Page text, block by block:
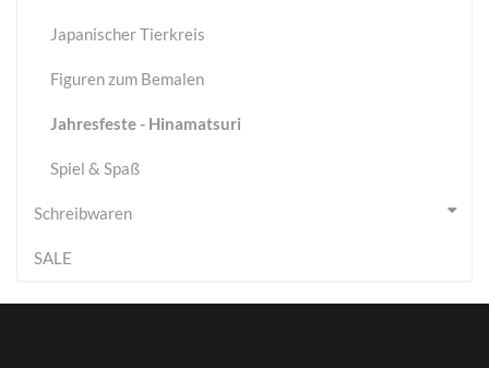
Japanischer Tierkreis
Figuren zum Bemalen
Jahresfeste - Hinamatsuri
Spiel & Spaß
Schreibwaren
SALE